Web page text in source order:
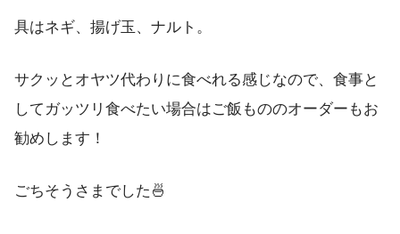
具はネギ、揚げ玉、ナルト。
サクッとオヤツ代わりに食べれる感じなので、食事と
してガッツリ食べたい場合はご飯もののオーダーもお
勧めします！
ごちそうさまでした🍜